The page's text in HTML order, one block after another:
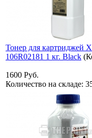
Тонер для картриджей
106R02181 1 кг. Black
1600 Руб.
Количество на складе: